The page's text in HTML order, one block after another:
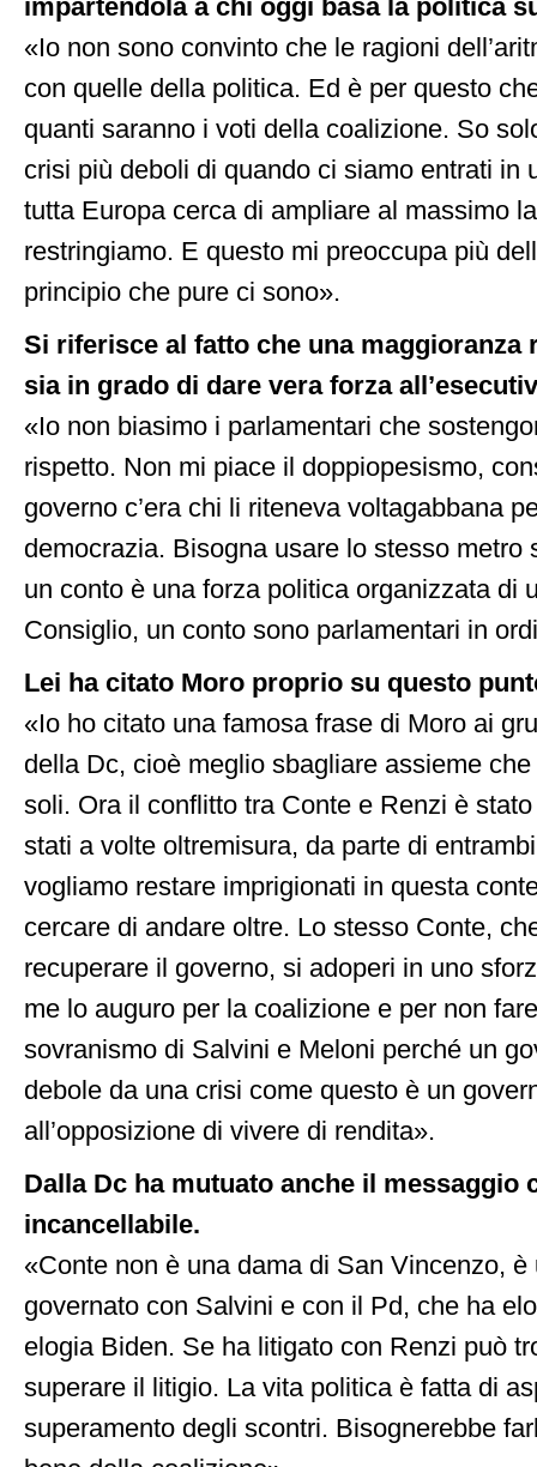
impartendola a chi oggi basa la politica
«Io non sono convinto che le ragioni
con quelle della politica. Ed è per questo
quanti saranno i voti della coalizione. So
crisi più deboli di quando ci siamo entrati in
tutta Europa cerca di ampliare al massimo
restringiamo. E questo mi preoccupa più
principio che pure ci sono».
Si riferisce al fatto che una maggioranza
sia in grado di dare vera forza
«Io non biasimo i parlamentari che
rispetto. Non mi piace il doppiopesismo,
governo c’era chi li riteneva voltagabbana
democrazia. Bisogna usare lo stesso metro
un conto è una forza politica organizzata di
Consiglio, un conto sono parlamentari in
Lei ha citato Moro proprio su questo
«Io ho citato una famosa frase di Moro ai
della Dc, cioè meglio sbagliare assieme
soli. Ora il conflitto tra Conte e Renzi è
stati a volte oltremisura, da parte di
vogliamo restare imprigionati in questa
cercare di andare oltre. Lo stesso Conte,
recuperare il governo, si adoperi in uno
me lo auguro per la coalizione e per non
sovranismo di Salvini e Meloni perché un
debole da una crisi come questo è un
all’opposizione di vivere di rendita».
Dalla Dc ha mutuato anche il messaggio
incancellabile.
«Conte non è una dama di San Vincenzo,
governato con Salvini e con il Pd, che ha
elogia Biden. Se ha litigato con Renzi può
superare il litigio. La vita politica è fatta di
superamento degli scontri. Bisognerebbe